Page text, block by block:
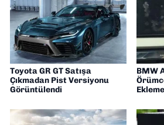
🚀
Toyota GR GT Satışa
Çıkmadan Pist Versiyonu
Görüntülendi
BMW